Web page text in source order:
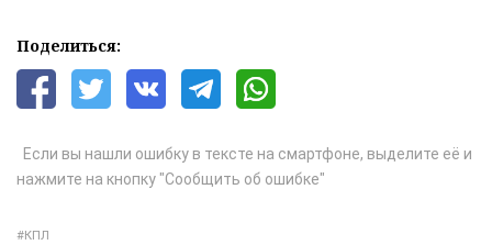
Поделиться:
Если вы нашли ошибку в тексте на смартфоне, выделите её и
нажмите на кнопку "Сообщить об ошибке"
КПЛ